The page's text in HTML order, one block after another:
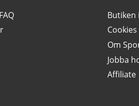
Butiken
Cookies
Om
Jobba
Affiliate